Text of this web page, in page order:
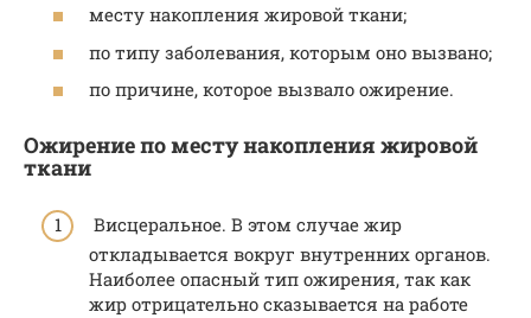
месту накопления жировой ткани;
по типу заболевания, которым оно вызвано;
по причине, которое вызвало ожирение.
Ожирение по месту накопления жировой
ткани
Висцеральное. В этом случае жир
откладывается вокруг внутренних органов.
Наиболее опасный тип ожирения, так как
жир отрицательно сказывается на работе